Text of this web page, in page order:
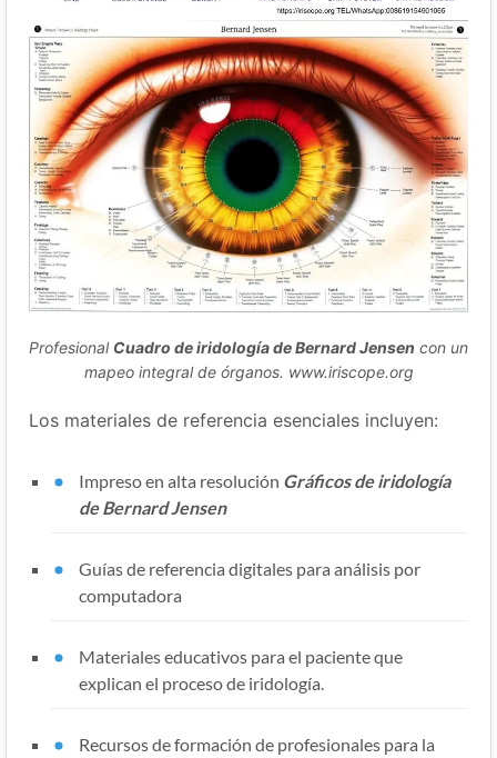
Profesional Cuadro de iridología de Bernard Jensen con un
mapeo integral de órganos. www.iriscope.org
Los materiales de referencia esenciales incluyen:
Impreso en alta resolución Gráficos de iridología
de Bernard Jensen
Guías de referencia digitales para análisis por
computadora
Materiales educativos para el paciente que
explican el proceso de iridología.
Recursos de formación de profesionales para la